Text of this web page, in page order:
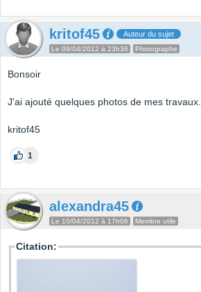
kritof45 Auteur du sujet
Le 09/04/2012 à 23h36 Photographe
Bonsoir
J'ai ajouté quelques photos de mes travaux.
kritof45
1
alexandra45
Le 10/04/2012 à 17h06 Membre utile
Citation: